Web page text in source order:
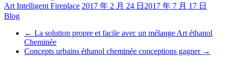
Art Intelligent Fireplace 2017 年 2 月 24 日 2017 年 7 月 17 日
Blog
← La solution propre et facile avec un mélange Art éthanol
Cheminée
Concepts urbains éthanol cheminée conceptions gagner →